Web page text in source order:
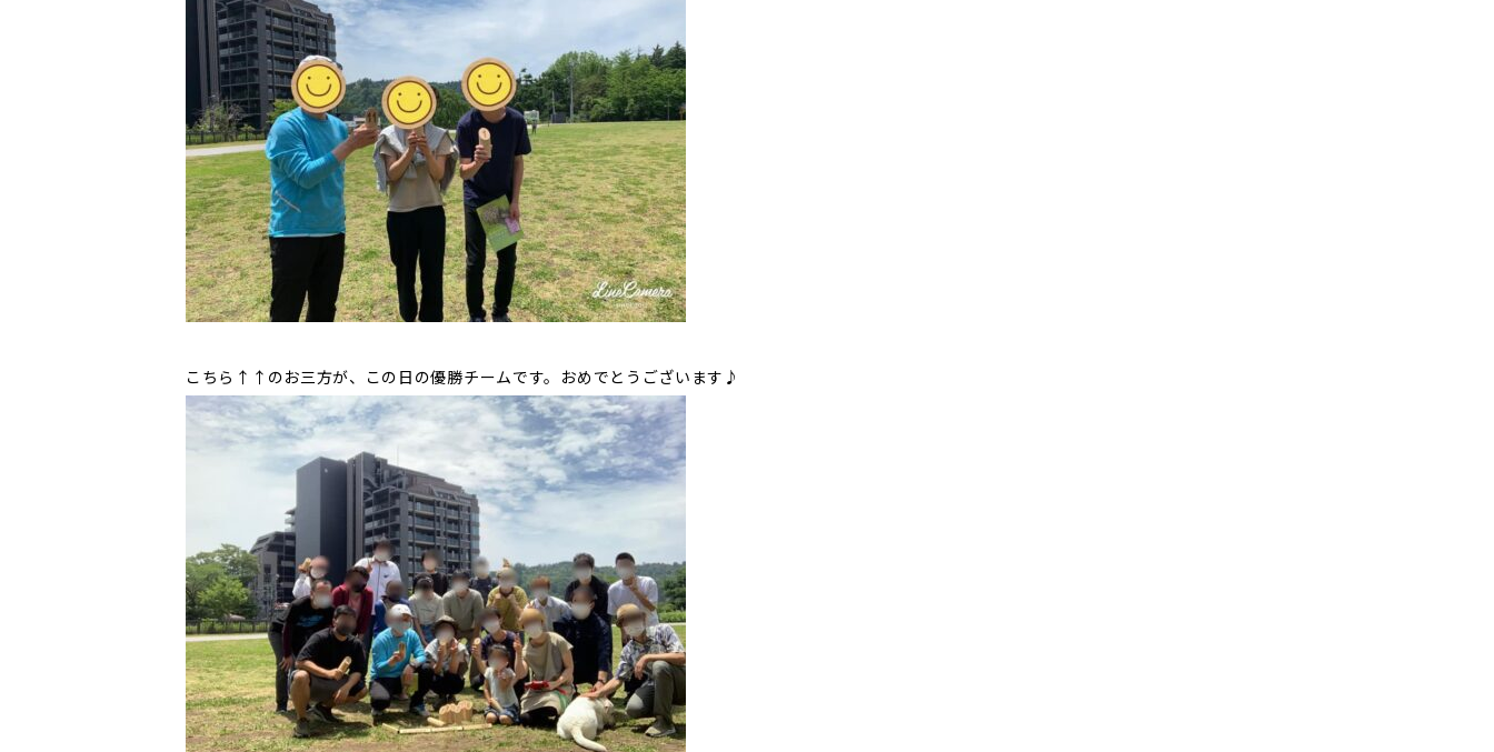
こちら↑↑のお三方が、この日の優勝チームです。おめでとうございます♪